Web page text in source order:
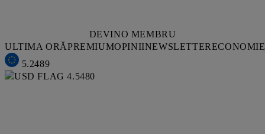
DEVINO MEMBRU
ULTIMA ORĂPREMIUMOPINIINEWSLETTERECONOMIE
5.2489
4.5480